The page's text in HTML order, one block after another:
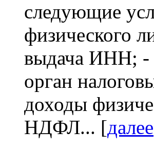
следующие
физического
выдача ИНН; -
орган
доходы
НДФЛ... [далее